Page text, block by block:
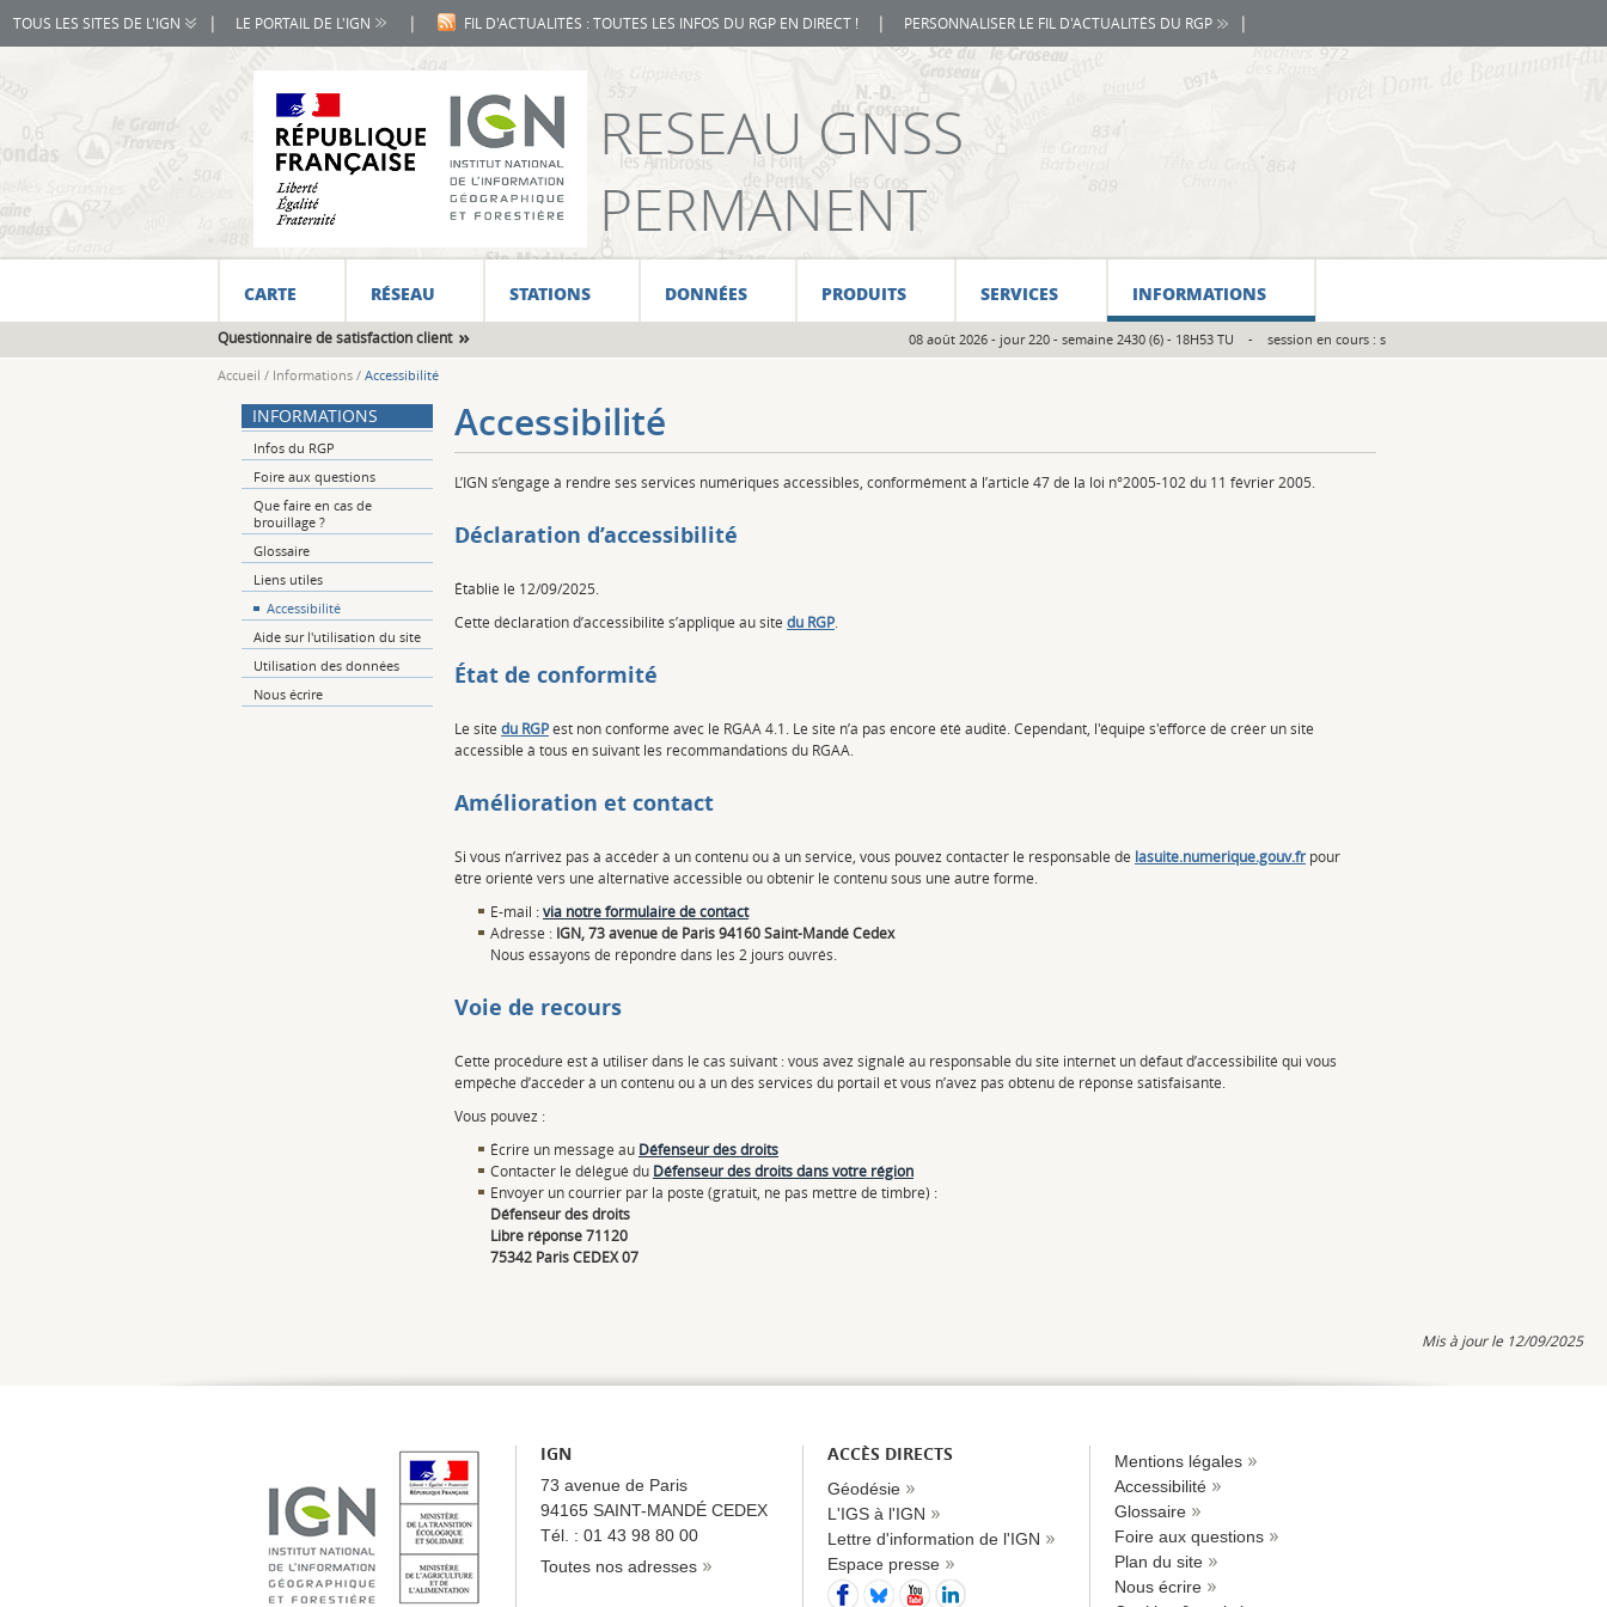
TOUS LES SITES DE L'IGN | LE PORTAIL DE L'IGN | FIL D'ACTUALITÉS : TOUTES LES INFOS DU RGP EN DIRECT ! | PERSONNALISER LE FIL D'ACTUALITÉS DU RGP |
RESEAU GNSS
PERMANENT
CARTE RÉSEAU STATIONS DONNÉES PRODUITS SERVICES INFORMATIONS
08 août 2026 - jour 220 - semaine 2430 (6) - 18H53 TU - session en cours : s
Questionnaire de satisfaction client
Accueil / Informations / Accessibilité
INFORMATIONS
Infos du RGP
Foire aux questions
Que faire en cas de
brouillage ?
Glossaire
Liens utiles
Accessibilité
Aide sur l'utilisation du site
Utilisation des données
Nous écrire
Accessibilité
L’IGN s’engage à rendre ses services numériques accessibles, conformément à l’article 47 de la loi n°2005-102 du 11 février 2005.
Déclaration d’accessibilité
Établie le 12/09/2025.
Cette déclaration d’accessibilité s’applique au site du RGP
État de conformité
Le site du RGPest non conforme avec le RGAA 4.1. Le site n’a pas encore été audité. Cependant, l'équipe s'efforce de créer un site
accessible à tous en suivant les recommandations du RGAA.
Amélioration et contact
Si vous n’arrivez pas à accéder à un contenu ou à un service, vous pouvez contacter le responsable de lasuite.numerique.gouv.frpour
être orienté vers une alternative accessible ou obtenir le contenu sous une autre forme.
E-mail :via notre formulaire de contact
Adresse : IGN, 73 avenue de Paris 94160 Saint-Mandé Cedex
Nous essayons de répondre dans les 2 jours ouvrés.
Voie de recours
Cette procédure est à utiliser dans le cas suivant : vous avez signalé au responsable du site internet un défaut d’accessibilité qui vous
empêche d’accéder à un contenu ou à un des services du portail et vous n’avez pas obtenu de réponse satisfaisante.
Vous pouvez :
Écrire un message au Défenseur des droits
Contacter le délégué du Défenseur des droits dans votre région
Envoyer un courrier par la poste (gratuit, ne pas mettre de timbre) :
Défenseur des droits
Libre réponse 71120
75342 Paris CEDEX 07
Mis à jour le 12/09/2025
IGN
73 avenue de Paris
94165 SAINT-MANDÉ CEDEX
Tél. : 01 43 98 80 00
Toutes nos adresses
ACCÈS DIRECTS
Géodésie
L'IGS à l'IGN
Lettre d'information de l'IGN
Espace presse
Mentions légales
Accessibilité
Glossaire
Foire aux questions
Plan du site
Nous écrire